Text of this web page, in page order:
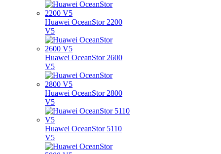
Huawei OceanStor 2200
V5
Huawei OceanStor 2600
V5
Huawei OceanStor 2800
V5
Huawei OceanStor 5110
V5